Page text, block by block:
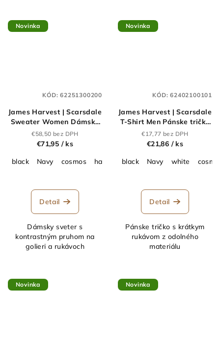
Novinka
James Harvest | Scarsdale
Sweater Women Dámsky
sveter_62.2513
€58,50 bez DPH
€71,95 / ks
black
Navy cosmos hazel
Detail
Dámsky sveter s
kontrastným pruhom na
golieri a rukávoch
KÓD:62251300200
Novinka
James Harvest | Scarsdale
T-Shirt Men Pánske tričko
z ťažkej bavlny_62.4021
€17,77 bez DPH
€21,86 / ks
black
Navy white
Detail
Pánske tričko s krátkym
rukávom z odolného
materiálu
KÓD:62402100101
Novinka Novinka